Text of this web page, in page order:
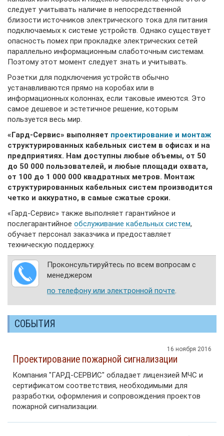
следует учитывать наличие в непосредственной
близости источников электрического тока для питания
подключаемых к системе устройств. Однако существует
опасность помех при прокладке электрических сетей
параллельно информационным слаботочным системам.
Поэтому этот момент следует знать и учитывать.
Розетки для подключения устройств обычно
устанавливаются прямо на коробах или в
информационных колоннах, если таковые имеются. Это
самое дешевое и эстетичное решение, которым
пользуется весь мир.
«Гард-Сервис» выполняет проектирование и монтаж
структурированных кабельных систем в офисах и на
предприятиях. Нам доступны любые объемы, от 50
до 50 000 пользователей, и любые площади охвата,
от 100 до 1 000 000 квадратных метров. Монтаж
структурированных кабельных систем производится
четко и аккуратно, в самые сжатые сроки.
«Гард-Сервис» также выполняет гарантийное и
послегарантийноеобслуживание кабельных систем,
обучает персонал заказчика и предоставляет
техническую поддержку.
Проконсультируйтесь по всем вопросам с
менеджером
по телефону или электронной почте.
СОБЫТИЯ
16 ноября 2016
Проектирование пожарной сигнализации
Компания "ГАРД-СЕРВИС" обладает лицензией МЧС и
сертификатом соответствия, необходимыми для
разработки, оформления и сопровождения проектов
пожарной сигнализации.